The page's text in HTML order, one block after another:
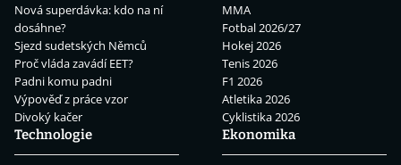
Nová superdávka: kdo na ní
dosáhne?
Sjezd sudetských Němců
Proč vláda zavádí EET?
Padni komu padni
Výpověď z práce vzor
Divoký kačer
MMA
Fotbal 2026/27
Hokej 2026
Tenis 2026
F1 2026
Atletika 2026
Cyklistika 2026
Technologie
Ekonomika